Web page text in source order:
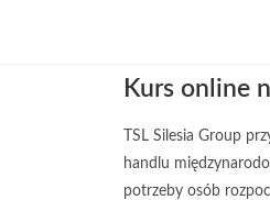
Kurs online
TSL Silesia Group
handlu
potrzeby osób